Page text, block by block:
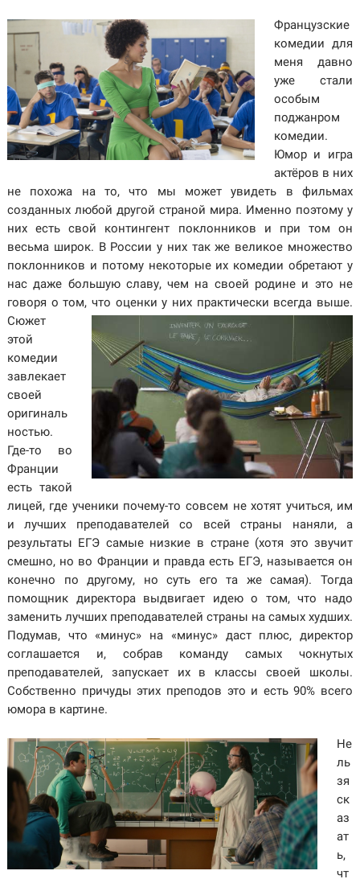
Французские
комедии для
меня давно
уже стали
особым
поджанром
комедии.
Юмор и игра
актёров в них
не похожа на то, что мы может увидеть в фильмах
созданных любой другой страной мира. Именно поэтому у
них есть свой контингент поклонников и при том он
весьма широк. В России у них так же великое множество
поклонников и потому некоторые их комедии обретают у
нас даже большую славу, чем на своей родине и это не
говоря о том, что оценки у них практически всегда выше.
Сюжет
этой
комедии
завлекает
своей
оригиналь
ностью.
Где-то во
Франции
есть такой
лицей, где ученики почему-то совсем не хотят учиться, им
и лучших преподавателей со всей страны наняли, а
результаты ЕГЭ самые низкие в стране (хотя это звучит
смешно, но во Франции и правда есть ЕГЭ, называется он
конечно по другому, но суть его та же самая). Тогда
помощник директора выдвигает идею о том, что надо
заменить лучших преподавателей страны на самых худших.
Подумав, что «минус» на «минус» даст плюс, директор
соглашается и, собрав команду самых чокнутых
преподавателей, запускает их в классы своей школы.
Собственно причуды этих преподов это и есть 90% всего
юмора в картине.
Не
ль
зя
ск
аз
ат
ь,
чт